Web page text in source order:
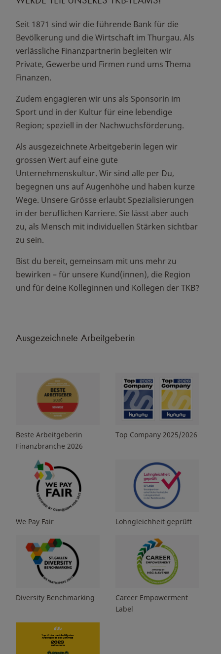
Seit 1871 sind wir die führende Bank für die
Bevölkerung und die Wirtschaft im Thurgau. Als
verlässliche Finanzpartnerin begleiten wir
Private, Gewerbe und Firmen rund ums Thema
Finanzen.
Zudem engagieren wir uns als Sponsorin im
Sport und in der Kultur für eine lebendige
Region; speziell in der Nachwuchsförderung.
Als ausgezeichnete Arbeitgeberin legen wir
grossen Wert auf eine gute
Unternehmenskultur. Wir sind alle per Du,
begegnen uns auf Augenhöhe und haben kurze
Wege. Unsere Grösse erlaubt Spezialisierungen
in der beruflichen Karriere. Sie lässt aber auch
zu, als Mensch mit individuellen Stärken sichtbar
zu sein.
Bist du bereit, gemeinsam mit uns mehr zu
bewirken – für unsere Kund(innen), die Region
und für deine Kolleginnen und Kollegen der TKB?
Ausgezeichnete Arbeitgeberin
Beste Arbeitgeberin
Finanzbranche 2026
Top Company 2025/2026
We Pay Fair Lohngleichheit geprüft
Diversity Benchmarking
Career Empowerment
Label